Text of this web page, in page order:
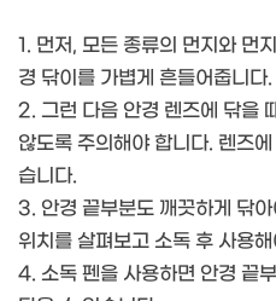
1. 먼저, 모든 종류의 먼지와 먼
경 닦이를 가볍게 흔들어줍니다.
2. 그런 다음 안경 렌즈에 닦을
않도록 주의해야 합니다. 렌즈
습니다.
3. 안경 끝부분도 깨끗하게 닦
위치를 살펴보고 소독 후 사용
4. 소독 펜을 사용하면 안경 끝